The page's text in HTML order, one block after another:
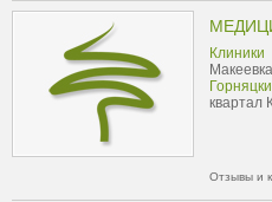
Клиники
Макеевка
квартал
Отзывы и